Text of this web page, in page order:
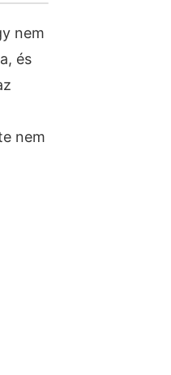
nem
és
nem